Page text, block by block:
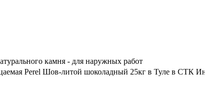
камня - для наружных работ
Perel Шов-литой шоколадный 25кг в Туле в СТК